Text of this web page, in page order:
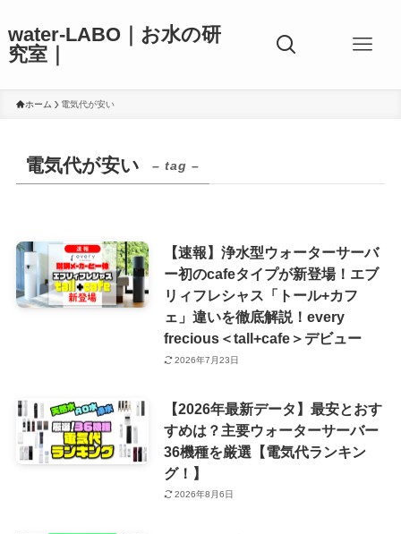
water-LABO｜お水の研
究室｜
ホーム 電気代が安い
電気代が安い – tag –
【速報】浄水型ウォーターサーバ
ー初のcafeタイプが新登場！エブ
リィフレシャス「トール+カフ
ェ」違いを徹底解説！every
frecious＜tall+cafe＞デビュー
2026年7月23日
【2026年最新データ】最安とおす
すめは？主要ウォーターサーバー
36機種を厳選【電気代ランキン
グ！】
2026年8月6日